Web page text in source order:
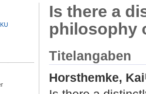
Is there a
philosophy
Titelangaben
Horsthemke, Kai